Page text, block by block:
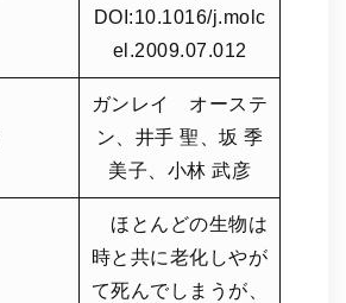
DOI:10.1016/j.molc
el.2009.07.012
ガンレイ オーステ
ン、井手 聖、坂 季
美子、小林 武彦
ほとんどの生物は
時と共に老化しやが
て死んでしまうが、